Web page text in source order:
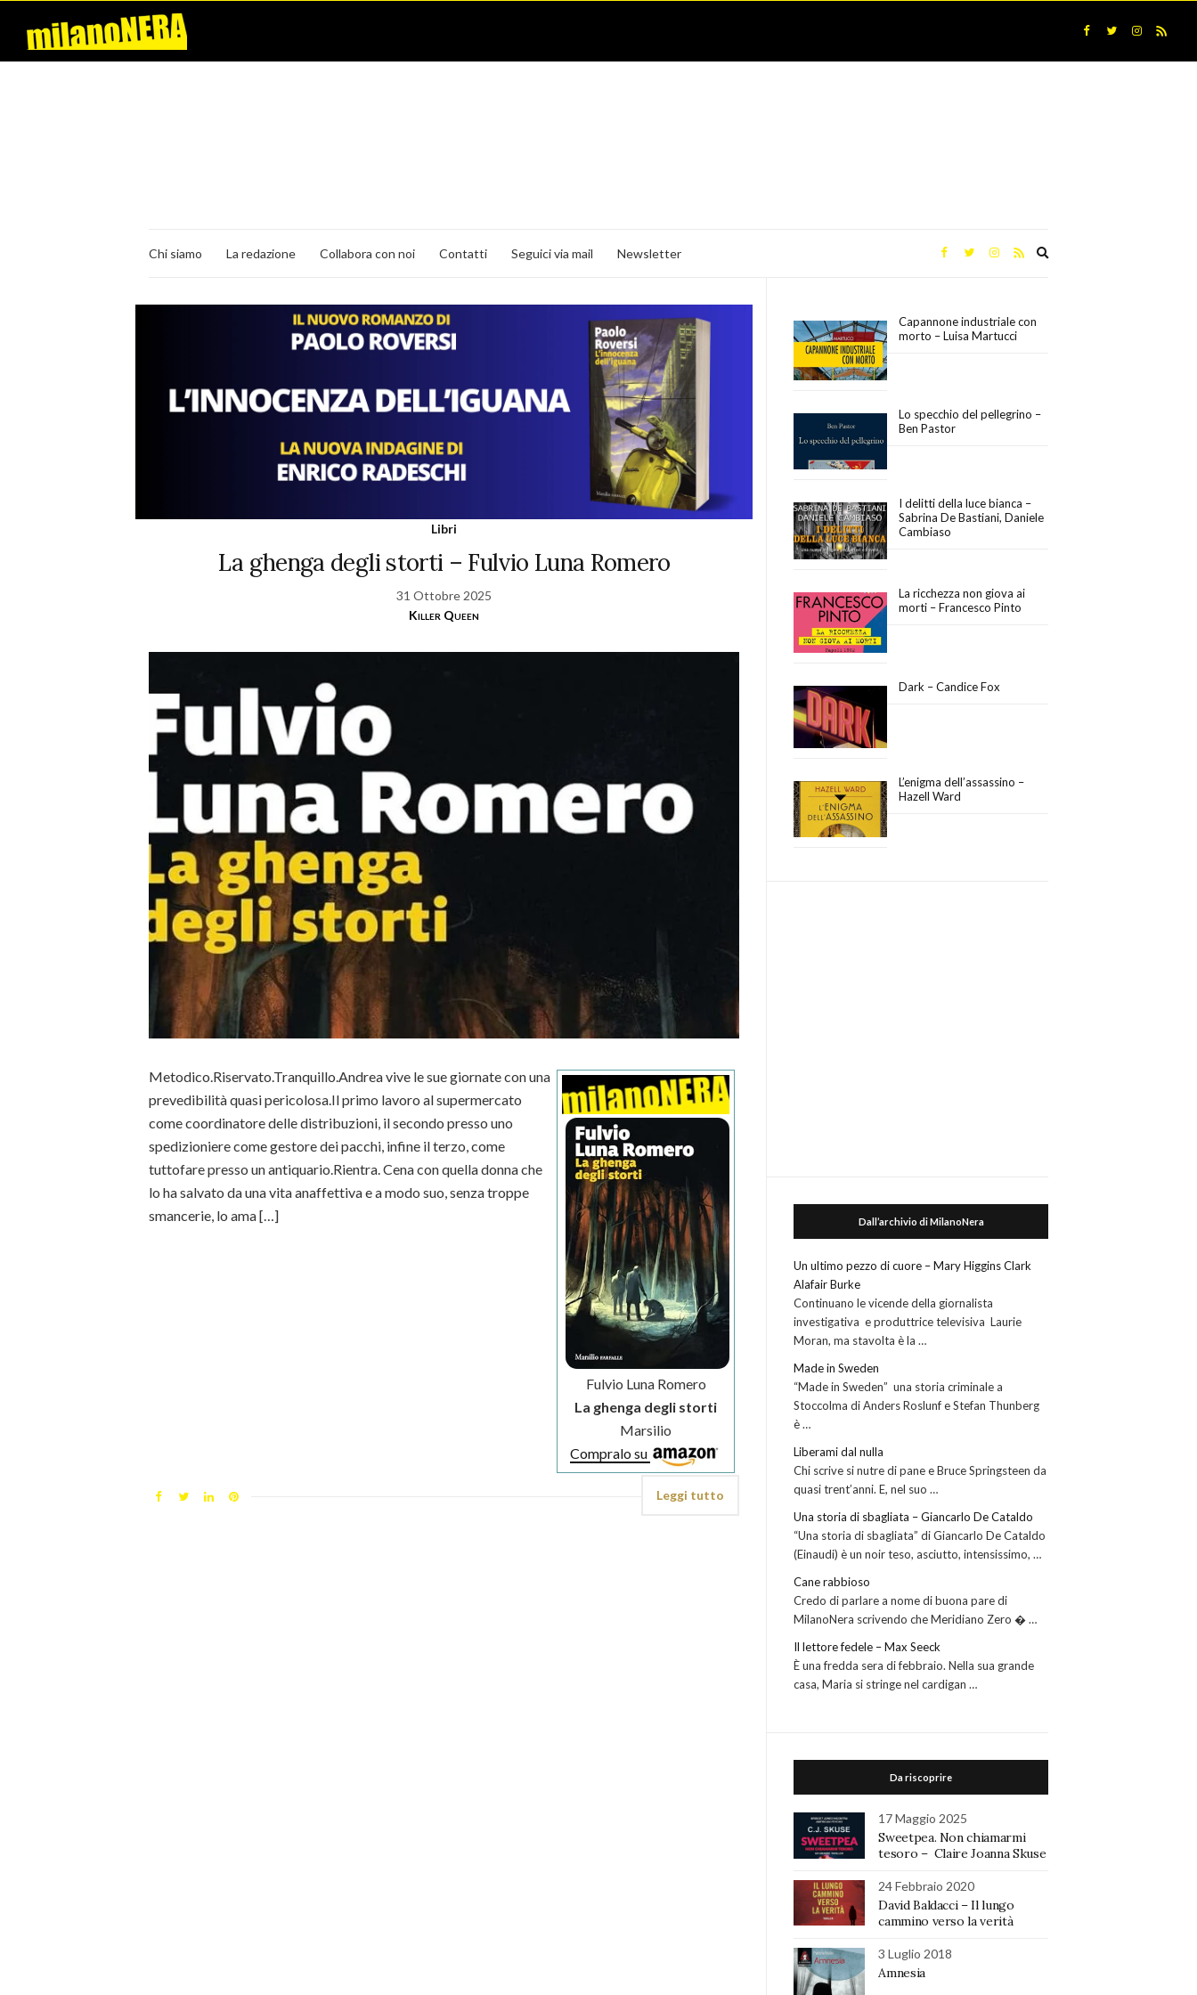
Chi siamo La redazione Collabora con noi Contatti Seguici via mail Newsletter
Libri
La ghenga degli storti – Fulvio Luna Romero
31 Ottobre 2025
Killer Queen
Fulvio Luna Romero
La ghenga degli storti
Marsilio
Compralo su
Metodico.Riservato.Tranquillo.Andrea vive le sue giornate con una
prevedibilità quasi pericolosa.Il primo lavoro al supermercato
come coordinatore delle distribuzioni, il secondo presso uno
spedizioniere come gestore dei pacchi, infine il terzo, come
tuttofare presso un antiquario.Rientra. Cena con quella donna che
lo ha salvato da una vita anaffettiva e a modo suo, senza troppe
smancerie, lo ama […]
Leggi tutto
Capannone industriale con
morto – Luisa Martucci
Lo specchio del pellegrino –
Ben Pastor
I delitti della luce bianca –
Sabrina De Bastiani, Daniele
Cambiaso
La ricchezza non giova ai
morti – Francesco Pinto
Dark – Candice Fox
L’enigma dell’assassino –
Hazell Ward
Dall’archivio di MilanoNera
Un ultimo pezzo di cuore – Mary Higgins Clark
Alafair Burke
Continuano le vicende della giornalista
investigativa e produttrice televisiva Laurie
Moran, ma stavolta è la …
Made in Sweden
“Made in Sweden” una storia criminale a
Stoccolma di Anders Roslunf e Stefan Thunberg
è …
Liberami dal nulla
Chi scrive si nutre di pane e Bruce Springsteen da
quasi trent’anni. E, nel suo …
Una storia di sbagliata – Giancarlo De Cataldo
“Una storia di sbagliata” di Giancarlo De Cataldo
(Einaudi) è un noir teso, asciutto, intensissimo, …
Cane rabbioso
Credo di parlare a nome di buona pare di
MilanoNera scrivendo che Meridiano Zero � …
Il lettore fedele – Max Seeck
È una fredda sera di febbraio. Nella sua grande
casa, Maria si stringe nel cardigan …
Da riscoprire
17 Maggio 2025
Sweetpea. Non chiamarmi
tesoro – Claire Joanna Skuse
24 Febbraio 2020
David Baldacci – Il lungo
cammino verso la verità
3 Luglio 2018
Amnesia